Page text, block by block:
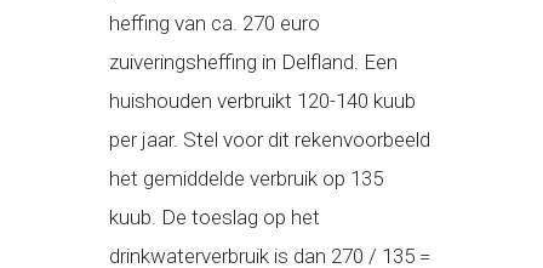
heffing van ca. 270 euro
zuiveringsheffing in Delfland. Een
huishouden verbruikt 120-140 kuub
per jaar. Stel voor dit rekenvoorbeeld
het gemiddelde verbruik op 135
kuub. De toeslag op het
drinkwaterverbruik is dan 270 / 135 =